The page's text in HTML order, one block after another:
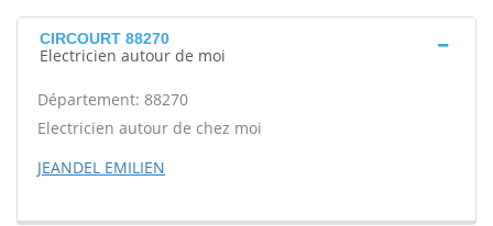
CIRCOURT 88270
Electricien autour de moi
Département: 88270
Electricien autour de chez moi
JEANDEL EMILIEN